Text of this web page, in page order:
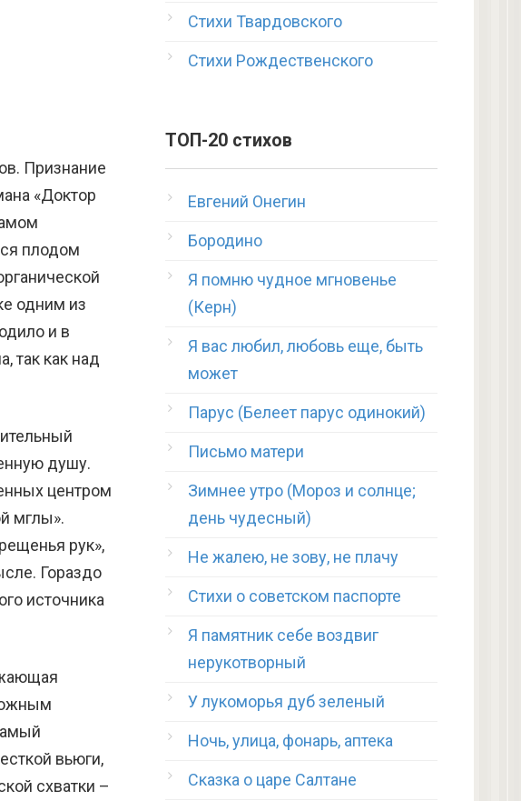
Признание
«Доктор
плодом
одним из
и в
так как над
душу.
центром
мглы».
рук»,
Гораздо
источника
вьюги,
схватки –
Стихи Твардовского
Стихи Рождественского
ТОП-20 стихов
Евгений Онегин
Бородино
Я помню чудное мгновенье
(Керн)
Я вас любил, любовь еще, быть
может
Парус (Белеет парус одинокий)
Письмо матери
Зимнее утро (Мороз и солнце;
день чудесный)
Не жалею, не зову, не плачу
Стихи о советском паспорте
Я памятник себе воздвиг
нерукотворный
У лукоморья дуб зеленый
Ночь, улица, фонарь, аптека
Сказка о царе Салтане